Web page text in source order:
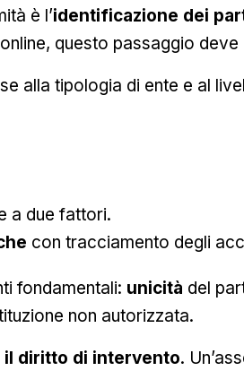
è l’identificazione dei
questo passaggio
alla tipologia di ente e al
a due fattori.
con tracciamento degli
fondamentali: unicità del
non autorizzata.
il diritto di intervento.